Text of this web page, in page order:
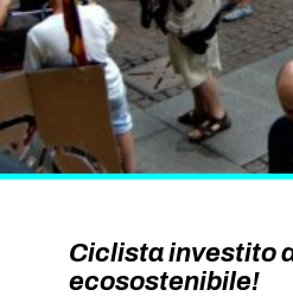
Ciclista investito
ecosostenibile!